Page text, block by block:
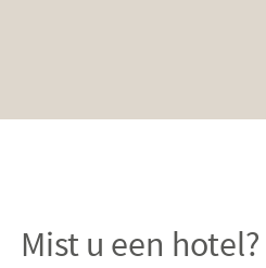
Mist u een hotel?